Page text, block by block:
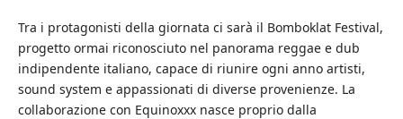
Tra i protagonisti della giornata ci sarà il Bomboklat Festival,
progetto ormai riconosciuto nel panorama reggae e dub
indipendente italiano, capace di riunire ogni anno artisti,
sound system e appassionati di diverse provenienze. La
collaborazione con Equinoxxx nasce proprio dalla